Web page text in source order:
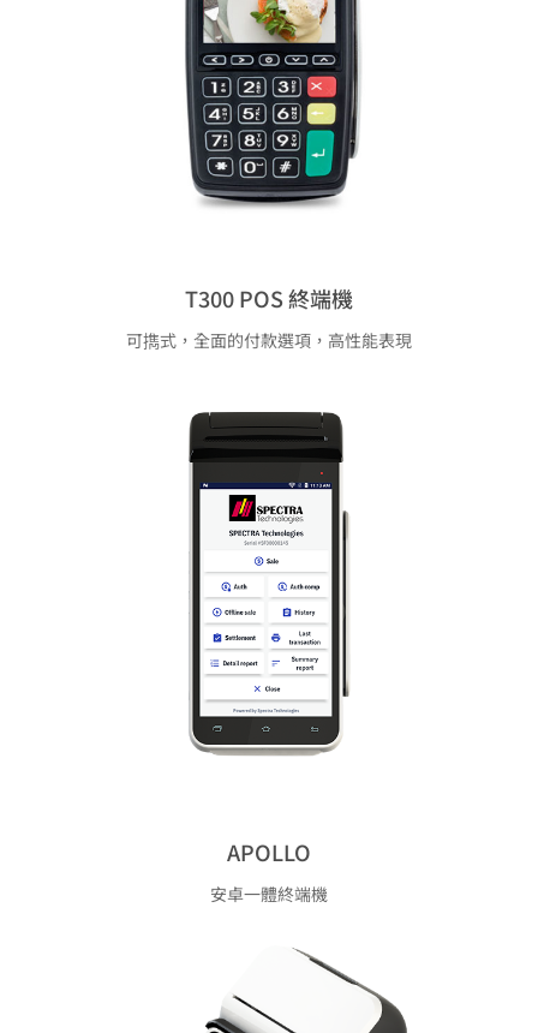
T300 POS 終端機
可擕式，全面的付款選項，高性能表現
APOLLO
安卓一體終端機